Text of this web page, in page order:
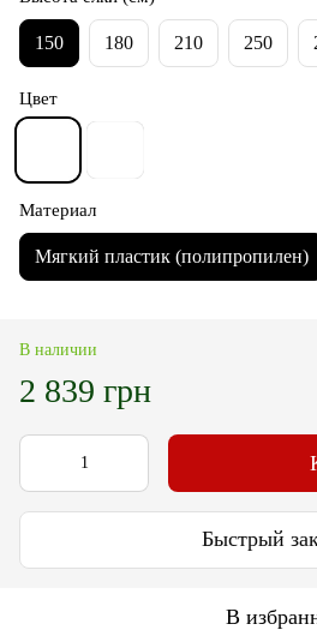
150 180 210 250
Цвет
Материал
Мягкий пластик (полипропилен)
В наличии
2 839 грн
Быстрый
В